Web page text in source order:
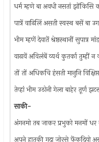
धर्म म्हणे बा अवधी नसतां
पात्रें वाढिलिं असती स्वस्थ बसें बा
भीम म्हणें देवातें श्रेष्ठस्थानीं सुपात्र
वाढावें अविलंबें व्यर्थ कुतर्का तुम्हीं
तों तों अधिकचि हंसती मानुनि
तेव्हां भीम उठोनी गेला बाहेर तूर्ण
साकी-
अंगनमो तब जाकर प्रभुको मनमों धर
अपने हातकी गदा जोरसे फेंकदियो